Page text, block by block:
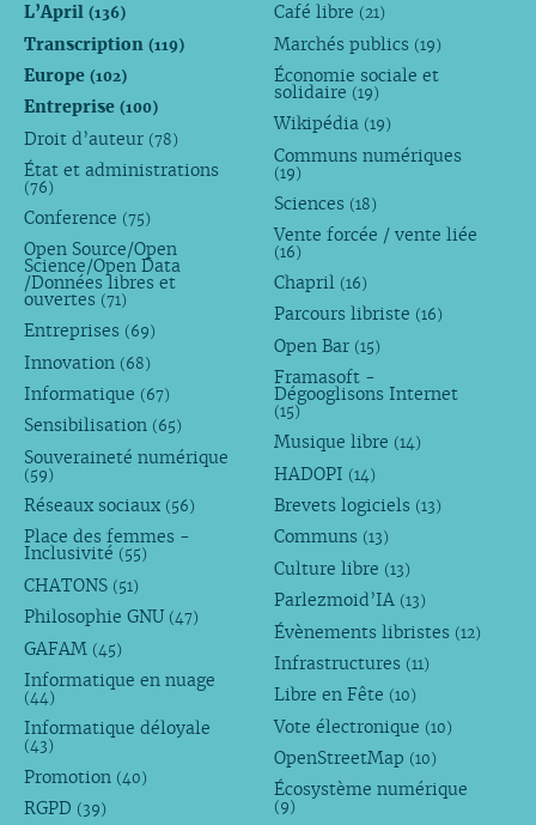
L’April (136)
Transcription (119)
Europe (102)
Entreprise (100)
Droit d’auteur (78)
État et administrations
(76)
Conference (75)
Open Source/Open
Science/Open Data
/Données libres et
ouvertes (71)
Entreprises (69)
Innovation (68)
Informatique (67)
Sensibilisation (65)
Souveraineté numérique
(59)
Réseaux sociaux (56)
Place des femmes -
Inclusivité (55)
CHATONS (51)
Philosophie GNU (47)
GAFAM (45)
Informatique en nuage
(44)
Informatique déloyale
(43)
Promotion (40)
RGPD (39)
Café libre (21)
Marchés publics (19)
Économie sociale et
solidaire (19)
Wikipédia (19)
Communs numériques
(19)
Sciences (18)
Vente forcée / vente liée
(16)
Chapril (16)
Parcours libriste (16)
Open Bar (15)
Framasoft -
Dégooglisons Internet
(15)
Musique libre (14)
HADOPI (14)
Brevets logiciels (13)
Communs (13)
Culture libre (13)
Parlezmoid’IA (13)
Évènements libristes (12)
Infrastructures (11)
Libre en Fête (10)
Vote électronique (10)
OpenStreetMap (10)
Écosystème numérique
(9)